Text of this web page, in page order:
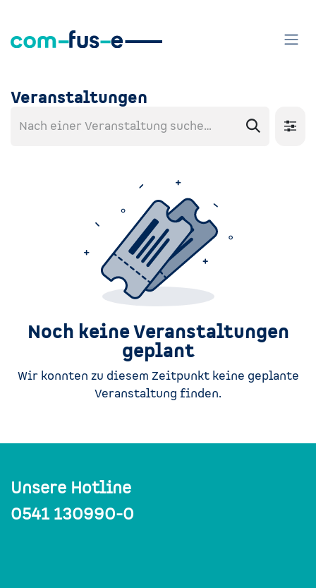
Veranstaltungen
Noch keine Veranstaltungen
geplant
Wir konnten zu diesem Zeitpunkt keine geplante
Veranstaltung finden.
Unsere Hotline
0541 130990-0